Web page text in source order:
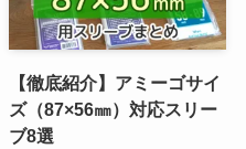
【徹底紹介】アミーゴサイ
ズ（87×56㎜）対応スリー
ブ8選